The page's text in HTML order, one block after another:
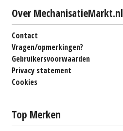
Over MechanisatieMarkt.nl
Contact
Vragen/opmerkingen?
Gebruikersvoorwaarden
Privacy statement
Cookies
Top Merken